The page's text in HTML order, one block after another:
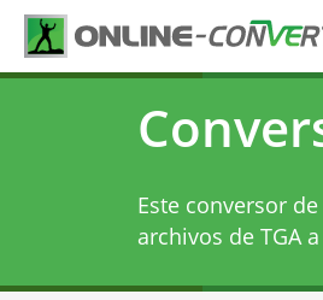
Este conversor
archivos de TGA